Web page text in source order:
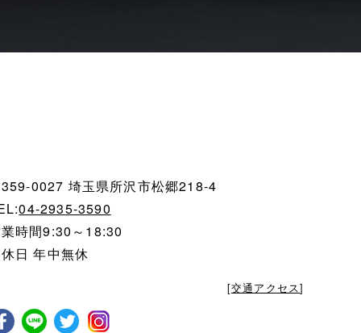
0027 埼玉県所沢市松郷218-4
04-2935-3590
時間9:30～18:30
日 年中無休
[交通アクセス]